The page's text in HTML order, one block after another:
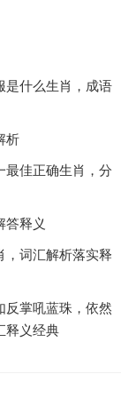
是什么生肖，成语
析
最佳正确生肖，分
答释义
，词汇解析落实释
反掌吼蓝珠，依然
释义经典